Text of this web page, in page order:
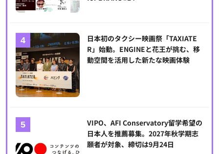
日本初のタクシー映画祭「TAXIATE
R」始動。ENGINEと花王が挑む、移
動空間を活用した新たな映画体験
VIPO、AFI Conservatory留学希望の
日本人を推薦募集。2027年秋学期志
願者が対象、締切は9月24日